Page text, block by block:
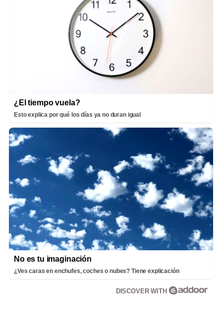
¿El tiempo vuela?
Esto explica por qué los días ya no duran igual
No es tu imaginación
¿Ves caras en enchufes, coches o nubes? Tiene explicación
DISCOVER WITH